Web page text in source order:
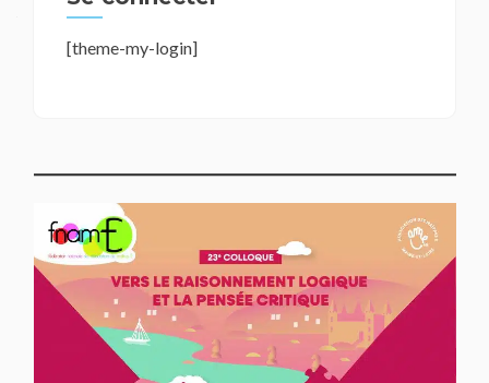
[theme-my-login]